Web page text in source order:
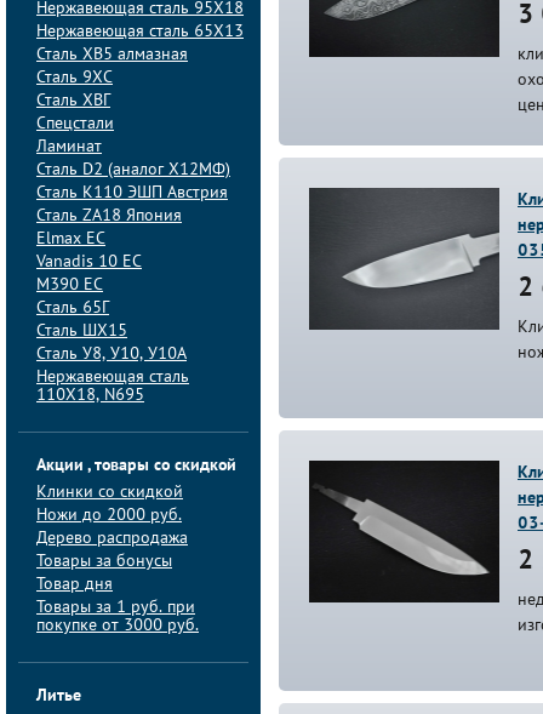
Нержавеющая сталь 95Х18
Нержавеющая сталь 65Х13
Сталь ХВ5 алмазная
Сталь 9ХС
Сталь ХВГ
Спецстали
Ламинат
Сталь D2 (аналог Х12МФ)
Сталь K110 ЭШП Австрия
Сталь ZA18 Япония
Elmax ЕС
Vanadis 10 ЕС
M390 ЕС
Сталь 65Г
Сталь ШХ15
Сталь У8, У10, У10А
Нержавеющая сталь
110Х18, N695
Акции , товары со скидкой
Клинки со скидкой
Ножи до 2000 руб.
Дерево распродажа
Товары за бонусы
Товар дня
Товары за 1 руб. при
покупке от 3000 руб.
Литье
3
2
2